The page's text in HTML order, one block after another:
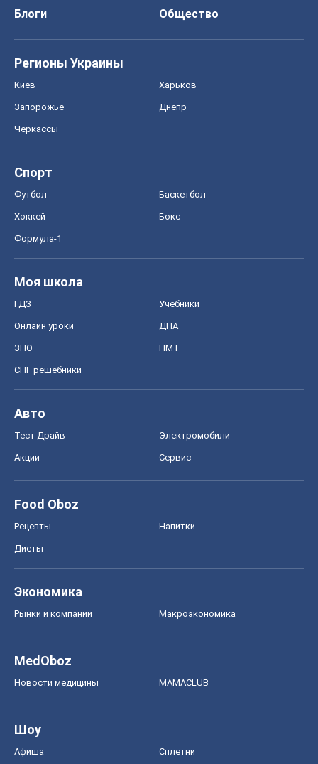
Блоги
Общество
Регионы Украины
Киев Харьков
Запорожье Днепр
Черкассы
Спорт
Футбол Баскетбол
Хоккей Бокс
Формула-1
Моя школа
ГДЗ Учебники
Онлайн уроки ДПА
ЗНО НМТ
СНГ решебники
Авто
Тест Драйв Электромобили
Акции Сервис
Food Oboz
Рецепты Напитки
Диеты
Экономика
Рынки и компании Mакроэкономика
MedOboz
Новости медицины MAMACLUB
Шоу
Афиша Сплетни